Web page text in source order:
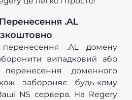
.AL
перенесення .AL домену
випадковий або
доменного
забороняє будь-кому
NS сервера. На Regery